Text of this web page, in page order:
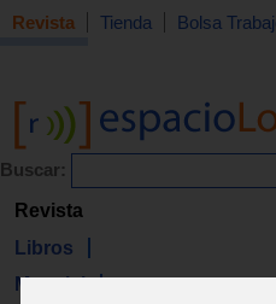
Revista Tienda Bolsa
Buscar:
Revista
Libros
Material